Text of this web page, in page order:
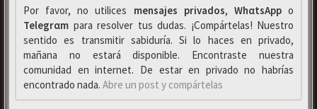
Por favor, no utilices mensajes privados, WhαtsAppo
Telegrαm para resolver tus dudas. ¡Compártelas! Nuestro
sentido es transmitir sabiduría. Si lo haces en privado,
mañana no estará disponible. Encontraste nuestra
comunidad en internet. De estar en privado no habrías
encontrado nada. Abre un post y compártelas